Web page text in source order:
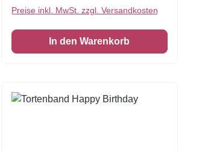
Preise inkl. MwSt. zzgl. Versandkosten
In den Warenkorb